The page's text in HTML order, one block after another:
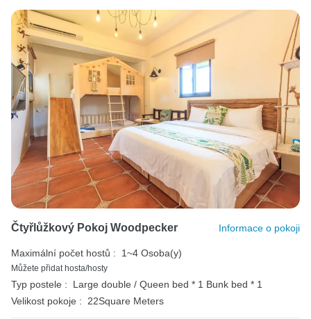
Čtyřlůžkový Pokoj Woodpecker Informace o pokoji
Maximální počet hostů : 1~4 Osoba(y)
Můžete přidat hosta/hosty
Typ postele : Large double / Queen bed * 1 Bunk bed * 1
Velikost pokoje :
22Square Meters